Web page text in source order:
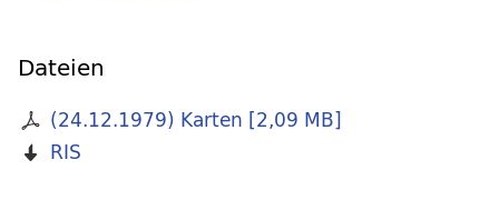
Dateien
(24.12.1979) Karten [2,09 MB]
RIS